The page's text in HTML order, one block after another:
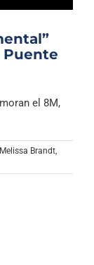
Puente
el 8M,
Melissa Brandt